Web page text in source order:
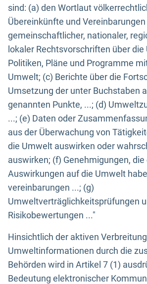
sind: (a) den Wortlaut
Übereinkünfte und
gemeinschaftlicher, nationaler,
lokaler Rechtsvorschriften über die
Politiken, Pläne und Programme
Umwelt; (c) Berichte über die
Umsetzung der unter Buchstaben
genannten Punkte, ...; (d)
...; (e) Daten oder
aus der Überwachung von
die Umwelt auswirken oder
auswirken; (f) Genehmigungen,
Auswirkungen auf die Umwelt
vereinbarungen ...; (g)
Umweltverträglichkeitsprüfungen
Risikobewertungen ..."
Hinsichtlich der aktiven
Umweltinformationen durch die
Behörden wird in Artikel 7 (1)
Bedeutung elektronischer